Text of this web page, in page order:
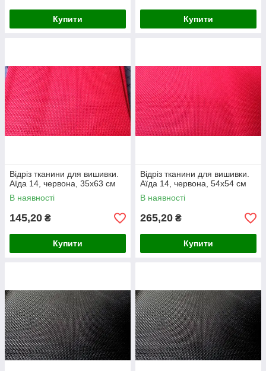
Купити Купити
Відріз тканини для вишивки.
Аїда 14, червона, 35х63 см
В наявності
145,20 ₴
Купити
Відріз тканини для вишивки.
Аїда 14, червона, 54х54 см
В наявності
265,20 ₴
Купити